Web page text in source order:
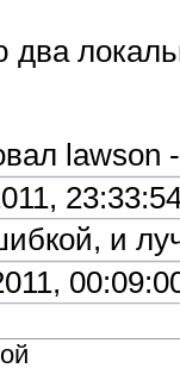
lawson
и